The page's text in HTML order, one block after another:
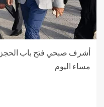
أشرف صبحي فتح باب الحجز
مساء اليوم